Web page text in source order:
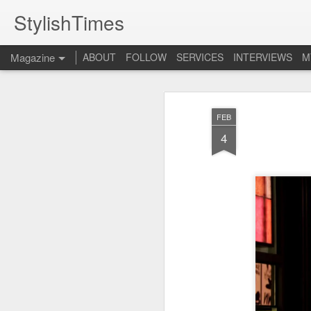
FEB
4
StylishTimes
Magazine ABOUT FOLLOW SERVICES INTERVIEWS